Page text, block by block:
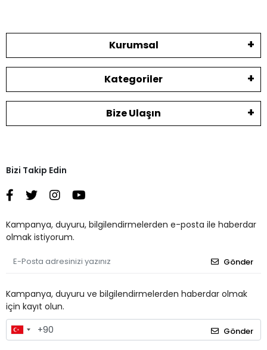
Kurumsal
Kategoriler
Bize Ulaşın
Bizi Takip Edin
Kampanya, duyuru, bilgilendirmelerden e-posta ile haberdar
olmak istiyorum.
Gönder
Kampanya, duyuru ve bilgilendirmelerden haberdar olmak
için kayıt olun.
Gönder